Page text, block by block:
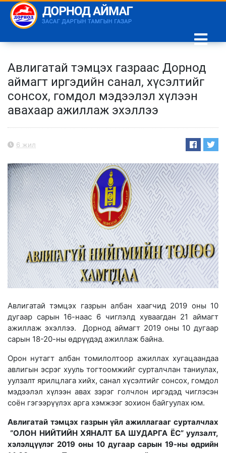
Авлигатай тэмцэх газраас Дорнод
аймагт иргэдийн санал, хүсэлтийг
сонсох, гомдол мэдээлэл хүлээн
авахаар ажиллаж эхэллээ
6 жил
Авлигатай тэмцэх газрын албан хаагчид 2019 оны 10
дугаар сарын 16-наас 6 чиглэлд хуваагдан 21 аймагт
ажиллаж эхэллээ. Дорнод аймагт 2019 оны 10 дугаар
сарын 18-20-ны өдрүүдэд ажиллаж байна.
Орон нутагт албан томилолтоор ажиллах хугацаандаа
авлигын эсрэг хууль тогтоомжийг сурталчлан таниулах,
уулзалт ярилцлага хийх, санал хүсэлтийг сонсох, гомдол
мэдээлэл хүлээн авах зэрэг голчлон иргэдэд чиглэсэн
соён гэгээрүүлэх арга хэмжээг зохион байгуулах юм.
Авлигатай тэмцэх газрын үйл ажиллагааг сурталчлах
“ОЛОН НИЙТИЙН ХЯНАЛТ БА ШУДАРГА ЁС” уулзалт,
хэлэлцүүлэг 2019 оны 10 дугаар сарын 19-ны өдрийн